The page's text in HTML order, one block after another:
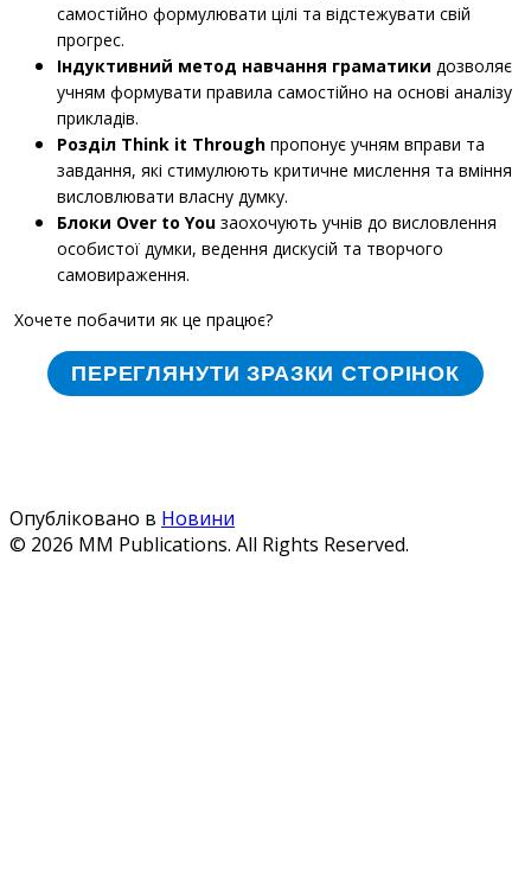
самостійно формулювати цілі та відстежувати свій
прогрес.
Індуктивний метод навчання граматики дозволяє
учням формувати правила самостійно на основі аналізу
прикладів.
Розділ Think it Through пропонує учням вправи та
завдання, які стимулюють критичне мислення та вміння
висловлювати власну думку.
Блоки Over to You заохочують учнів до висловлення
особистої думки, ведення дискусій та творчого
самовираження.
Хочете побачити як це працює?
ПЕРЕГЛЯНУТИ ЗРАЗКИ СТОРІНОК
Опубліковано в Новини
© 2026 MM Publications. All Rights Reserved.